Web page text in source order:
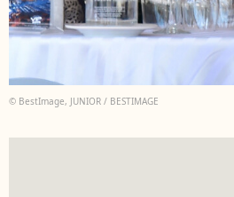
© BestImage, JUNIOR / BESTIMAGE